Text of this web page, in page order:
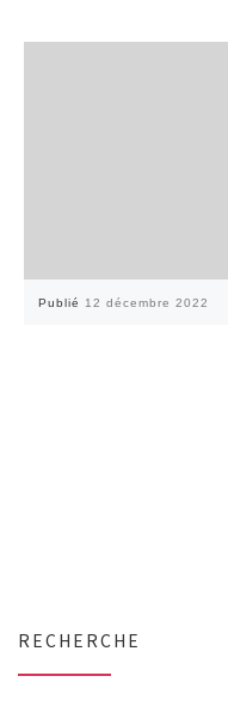
Publié 12 décembre 2022
RECHERCHE